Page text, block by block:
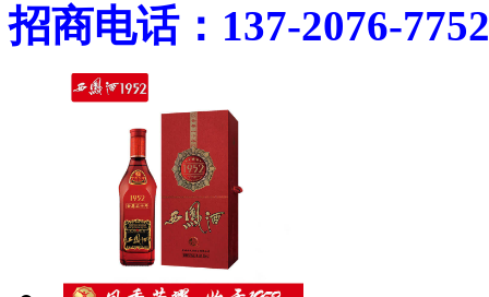
招商电话：137-2076-7752